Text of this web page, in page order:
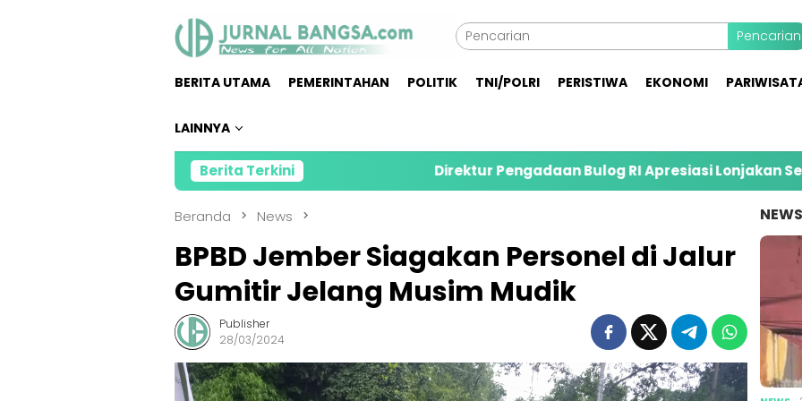
Pencarian
BERITA UTAMA PEMERINTAHAN POLITIK TNI/POLRI PERISTIWA EKONOMI
LAINNYA
Berita Terkini Direktur Pengadaan Bulog RI Apresiasi Lonjakan Serapan
Beranda News
BPBD Jember Siagakan Personel di Jalur
Gumitir Jelang Musim Mudik
Publisher
28/03/2024
NEWS